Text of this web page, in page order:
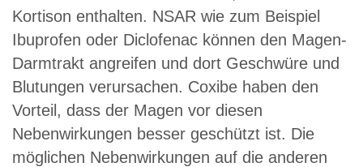
Kortison enthalten. NSAR wie zum Beispiel
Ibuprofen oder Diclofenac können den Magen-
Darmtrakt angreifen und dort Geschwüre und
Blutungen verursachen. Coxibe haben den
Vorteil, dass der Magen vor diesen
Nebenwirkungen besser geschützt ist. Die
möglichen Nebenwirkungen auf die anderen